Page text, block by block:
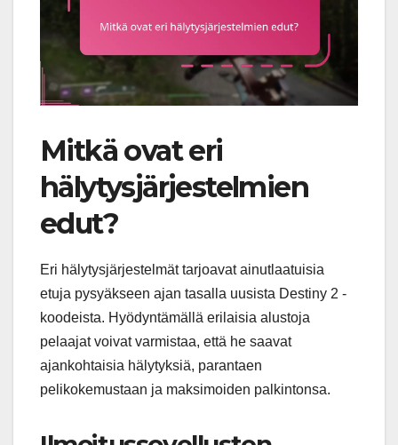
Mitkä ovat eri
hälytysjärjestelmien
edut?
Eri hälytysjärjestelmät tarjoavat ainutlaatuisia
etuja pysyäkseen ajan tasalla uusista Destiny 2 -
koodeista. Hyödyntämällä erilaisia alustoja
pelaajat voivat varmistaa, että he saavat
ajankohtaisia hälytyksiä, parantaen
pelikokemustaan ja maksimoiden palkintonsa.